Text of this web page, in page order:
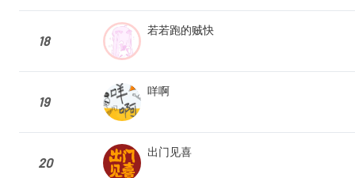
18
若若跑的贼快
19
咩啊
20
出门见喜